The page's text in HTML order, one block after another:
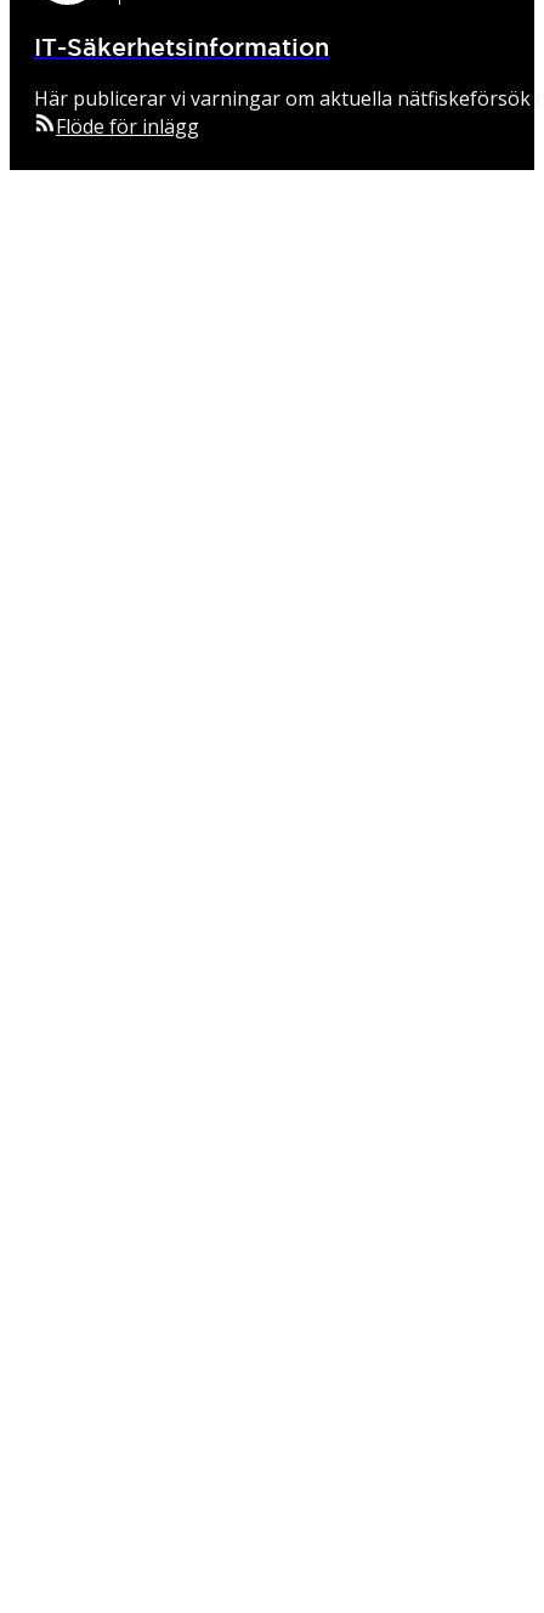
IT-Säkerhetsinformation
Här publicerar vi varningar om aktuella
Flöde för inlägg